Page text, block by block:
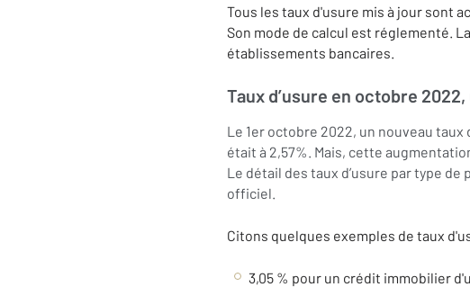
Tous les taux d'usure mis à jour sont
Son mode de calcul est réglementé.
établissements bancaires.
Taux d’usure en octobre
Le 1er octobre 2022, un nouveau
était à 2,57%. Mais, cette
Le détail des taux d’usure par type
officiel.
Citons quelques exemples de taux
3,05 % pour un crédit immobilier